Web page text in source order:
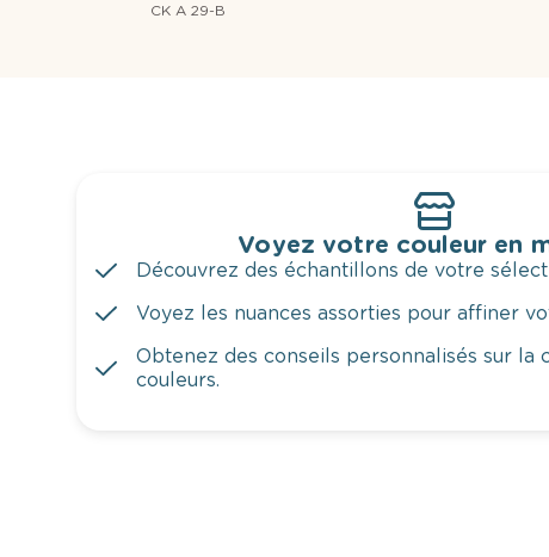
CK A 29-B
Voyez votre couleur en
Découvrez des échantillons de votre
Voyez les nuances assorties pour affiner
Obtenez des conseils personnalisés sur la
couleurs.